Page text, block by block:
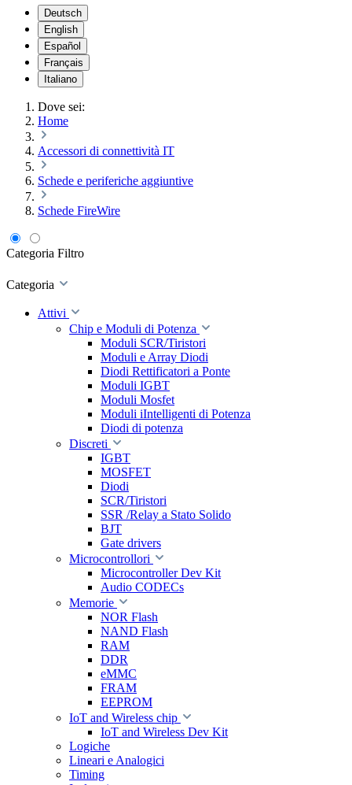
Deutsch
English
Español
Français
Italiano
Dove sei:
Home
Accessori di connettività IT
Schede e periferiche aggiuntive
Schede FireWire
Categoria Filtro
Categoria
Attivi
Chip e Moduli di Potenza
Moduli SCR/Tiristori
Moduli e Array Diodi
Diodi Rettificatori a Ponte
Moduli IGBT
Moduli Mosfet
Moduli iIntelligenti di Potenza
Diodi di potenza
Discreti
IGBT
MOSFET
Diodi
SCR/Tiristori
SSR /Relay a Stato Solido
BJT
Gate drivers
Microcontrollori
Microcontroller Dev Kit
Audio CODECs
Memorie
NOR Flash
NAND Flash
RAM
DDR
eMMC
FRAM
EEPROM
IoT and Wireless chip
IoT and Wireless Dev Kit
Logiche
Lineari e Analogici
Timing